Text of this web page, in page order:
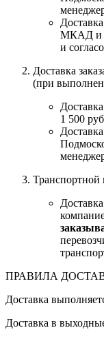
МКАД и
и
Доставка
(при
1 500
Транспортной
ПРАВИЛА
Доставка
Доставка в